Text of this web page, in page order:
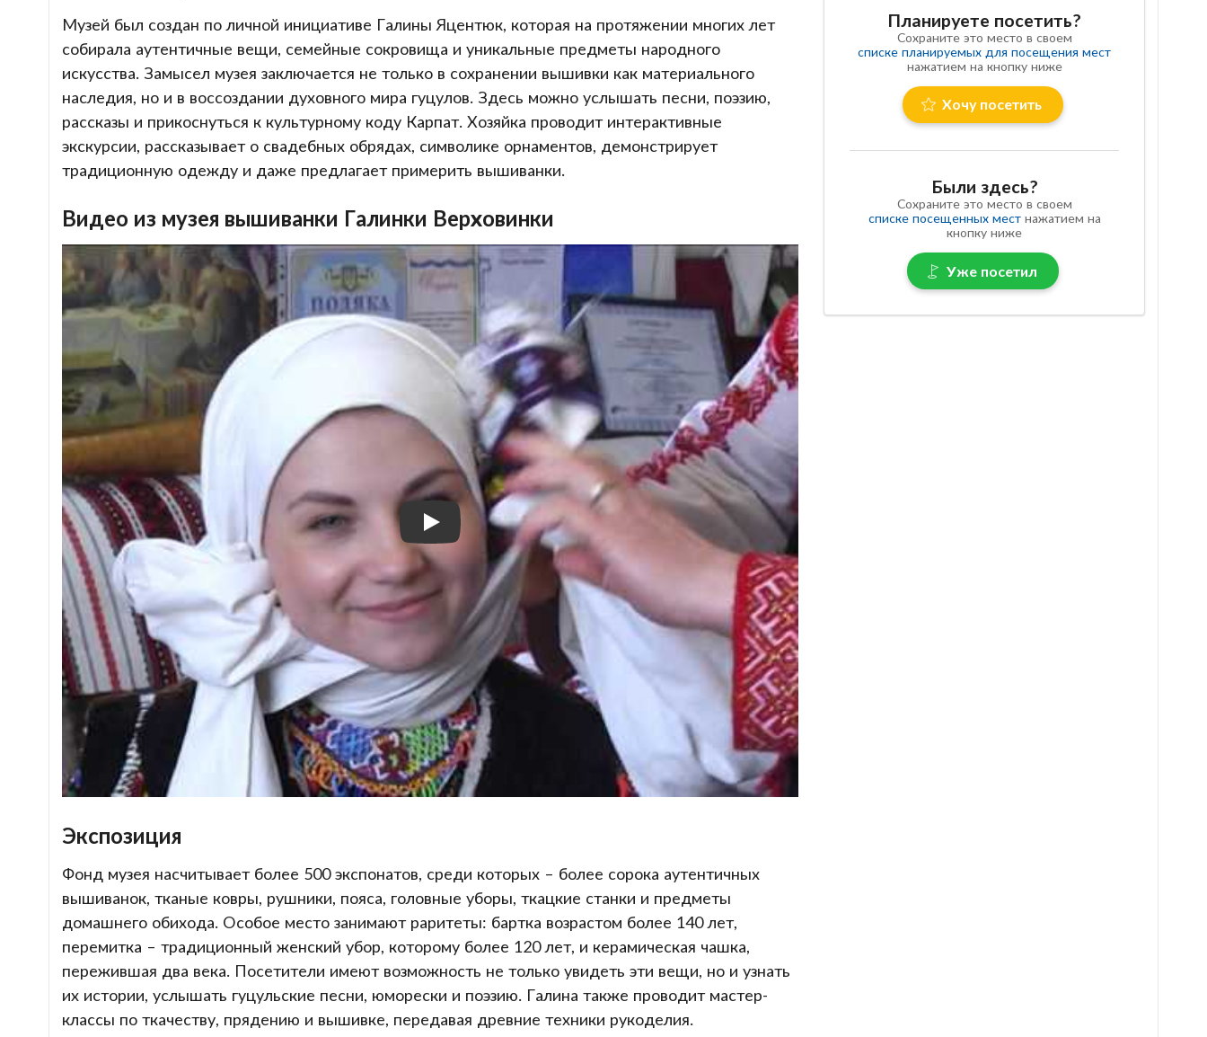
Музей был создан по личной инициативе Галины Яцентюк, которая на протяжении многих лет
собирала аутентичные вещи, семейные сокровища и уникальные предметы народного
искусства. Замысел музея заключается не только в сохранении вышивки как материального
наследия, но и в воссоздании духовного мира гуцулов. Здесь можно услышать песни, поэзию,
рассказы и прикоснуться к культурному коду Карпат. Хозяйка проводит интерактивные
экскурсии, рассказывает о свадебных обрядах, символике орнаментов, демонстрирует
традиционную одежду и даже предлагает примерить вышиванки.
Видео из музея вышиванки Галинки Верховинки
Экспозиция
Фонд музея насчитывает более 500 экспонатов, среди которых – более сорока аутентичных
вышиванок, тканые ковры, рушники, пояса, головные уборы, ткацкие станки и предметы
домашнего обихода. Особое место занимают раритеты: бартка возрастом более 140 лет,
перемитка – традиционный женский убор, которому более 120 лет, и керамическая чашка,
пережившая два века. Посетители имеют возможность не только увидеть эти вещи, но и узнать
их истории, услышать гуцульские песни, юморески и поэзию. Галина также проводит мастер-
классы по ткачеству, прядению и вышивке, передавая древние техники рукоделия.
Планируете посетить?
Сохраните это место в своем
списке планируемых для посещения мест
нажатием на кнопку ниже
Хочу посетить
Были здесь?
Сохраните это место в своем
списке посещенных местнажатием на
кнопку ниже
Уже посетил